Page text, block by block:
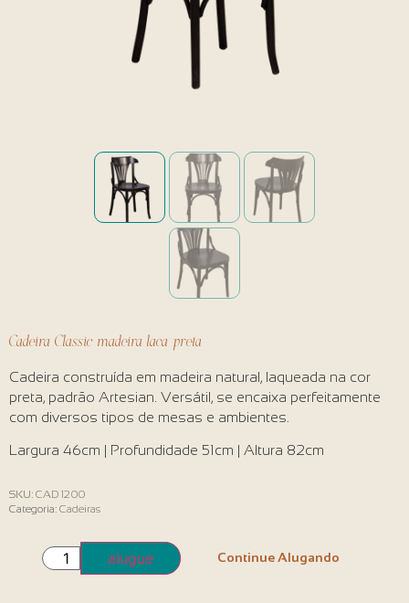
Cadeira Classic madeira laca preta
Cadeira construída em madeira natural, laqueada na cor
preta, padrão Artesian. Versátil, se encaixa perfeitamente
com diversos tipos de mesas e ambientes.
Largura 46cm | Profundidade 51cm | Altura 82cm
SKU: CAD 1200
Categoria: Cadeiras
alugue Continue Alugando